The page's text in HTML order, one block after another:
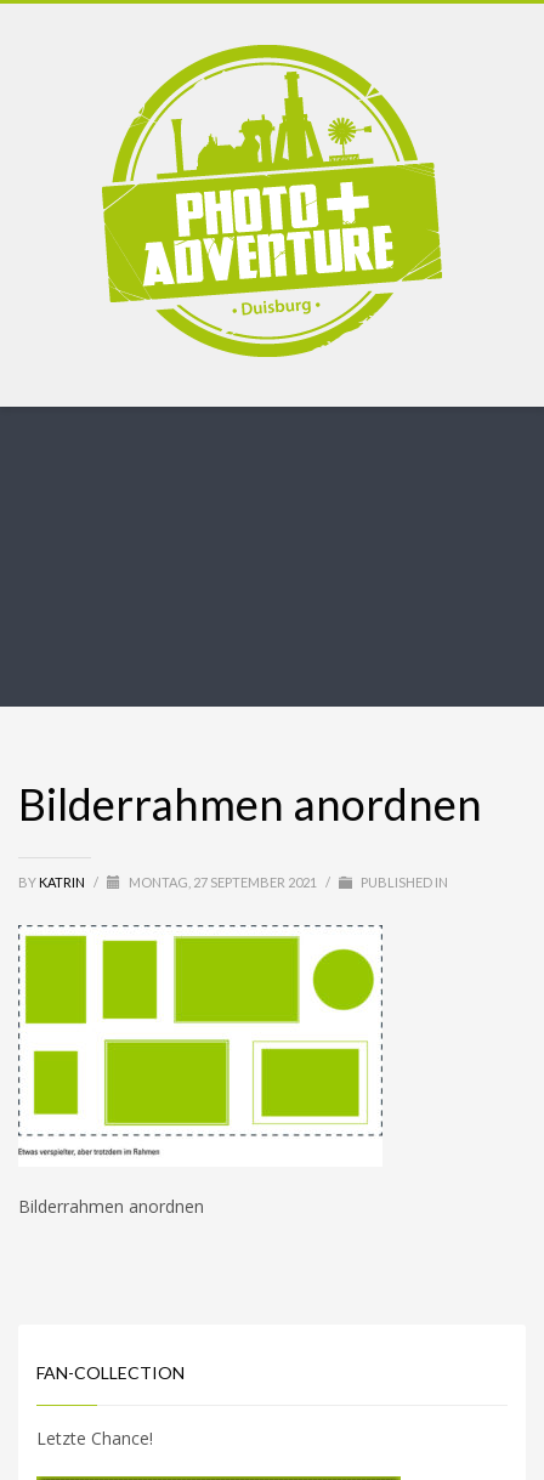
Bilderrahmen anordnen
BY KATRIN / MONTAG, 27 SEPTEMBER 2021 / PUBLISHED IN
Bilderrahmen anordnen
FAN-COLLECTION
Letzte Chance!